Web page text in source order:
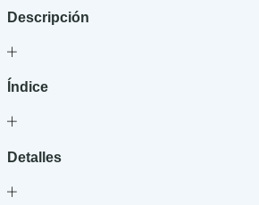
acertijo
cantidad
Descripción
Índice
Detalles